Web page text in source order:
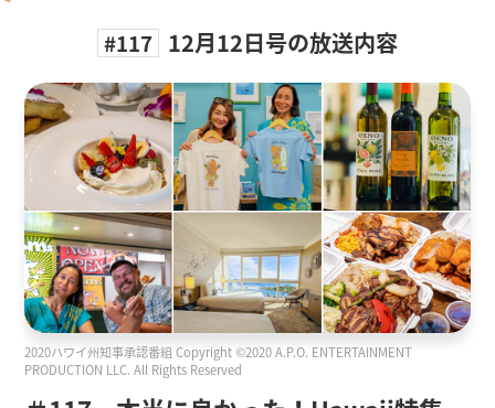
#117 12月12日号の放送内容
2020ハワイ州知事承認番組 Copyright ©2020 A.P.O. ENTERTAINMENT
PRODUCTION LLC. All Rights Reserved